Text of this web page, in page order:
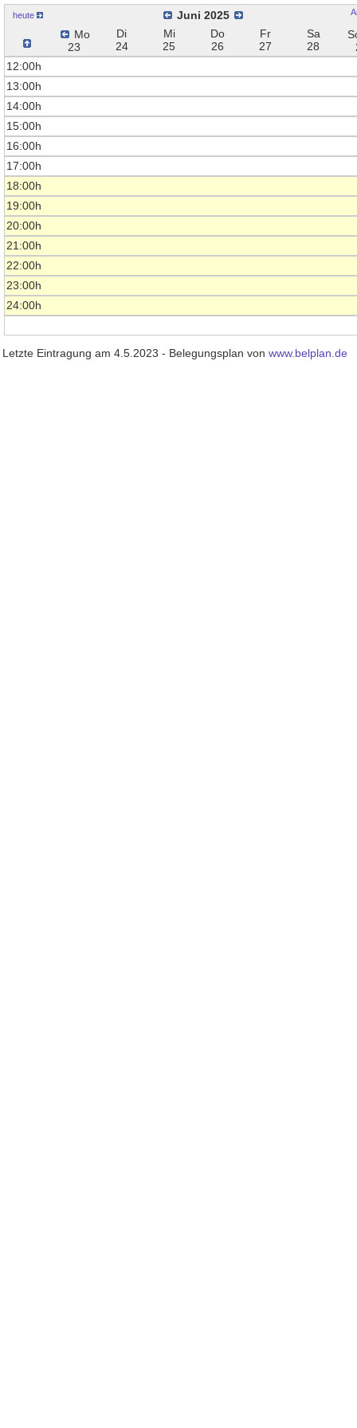
heute
Juni 2025
Mo
23
Di
24
Mi
25
Do
26
Fr
27
Sa
28
12:00h
13:00h
14:00h
15:00h
16:00h
17:00h
18:00h
19:00h
20:00h
21:00h
22:00h
23:00h
24:00h
Letzte Eintragung am 4.5.2023 - Belegungsplan von www.belplan.de